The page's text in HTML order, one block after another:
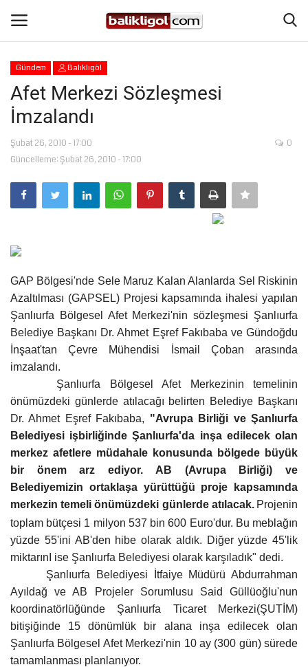
Giriş Yap
Anasayfa
Köşe Yazıları
Şanlıurfa
Spor
Gündem
Tekno Bilim
Ekonomi
Galeriler
Siyaset
Künye
Yaşam
Sağlık
Kültür Sanat
Gündem Balıklıgöl
Afet Merkezi Sözleşmesi
İmzalandı
Şubat 26, 2010 - 17:00
Güncelleme: Şubat 26, 2010 - 17:00
0
GAP Bölgesi'nde Sele Maruz Kalan Alanlarda Sel Riskinin
Azaltılması (GAPSEL) Projesi kapsamında ihalesi yapılan
Şanlıurfa Bölgesel Afet Merkezi'nin sözleşmesi Şanlıurfa
Belediye Başkanı Dr. Ahmet Eşref Fakıbaba ve Gündoğdu
İnşaat'tan Çevre Mühendisi İsmail Çoban arasında
imzalandı.
Şanlıurfa Bölgesel Afet Merkezinin temelinin
önümüzdeki günlerde atılacağı belirten Belediye Başkanı
Dr. Ahmet Eşref Fakıbaba, "Avrupa Birliği ve Şanlıurfa
Belediyesi işbirliğinde Şanlıurfa'da inşa edilecek olan
merkez afetlere müdahale konusunda bölgede büyük
bir önem arz ediyor. AB (Avrupa Birliği) ve
Belediyemizin ortaklaşa yürüttüğü proje kapsamında
merkezin temeli önümüzdeki günlerde atılacak. Projenin
toplam bütçesi 1 milyon 537 bin 600 Euro'dur. Bu meblağın
yüzde 55'ini AB'den hibe olarak aldık. Diğer yüzde 45'lik
miktarınI ise Şanlıurfa Belediyesi olarak karşıladık" dedi.
Şanlıurfa Belediyesi İtfaiye Müdürü Abdurrahman
Ayıldağ ve AB Projeler Sorumlusu Said Güllüoğlu'nun
koordinatörlüğünde Şanlıurfa Ticaret Merkezi(ŞUTİM)
bitişiğinde 15 dönümlük bir alana inşa edilecek olan
Şanlıurfa Bölgesel Afet Merkezi'nin 10 ay (300 gün) sürede
tamamlanması planlanıyor.